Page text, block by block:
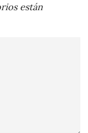
están